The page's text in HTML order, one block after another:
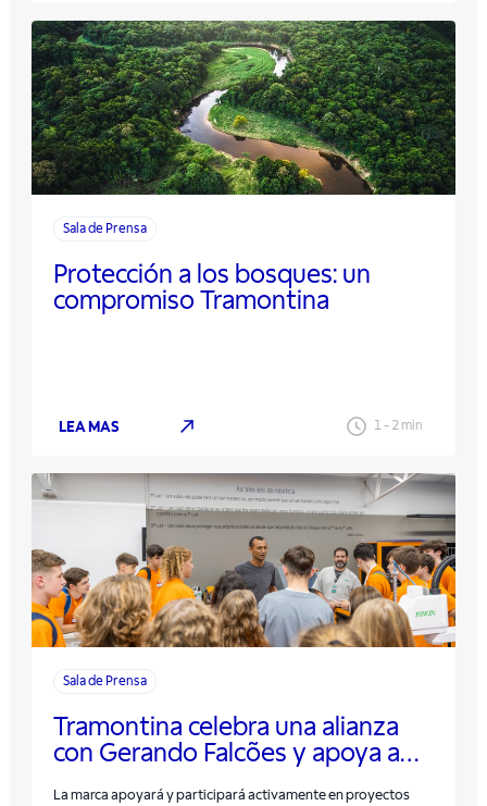
Sala de Prensa
Protección a los bosques: un
compromiso Tramontina
LEA MAS 1- 2 min
Sala de Prensa
Tramontina celebra una alianza
con Gerando Falcões y apoya a
La marca apoyará y participará activamente en proyectos